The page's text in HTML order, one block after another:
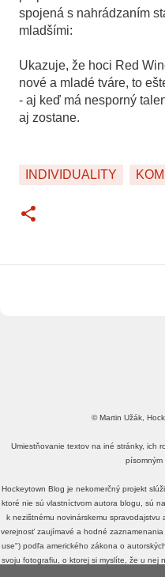
spojená s nahrádzaním
mladšími:
Ukazuje, že hoci Red
nové a mladé tváre, to
- aj keď má nesporný
aj zostane.
INDIVIDUALITY
© Martin Užák,
Umiestňovanie textov na iné stránky, ich
písomným
Hockeytown Blog je nekomerčný projekt
ktoré nie sú vlastníctvom autora blogu, sú
k nezištnému novinárskemu spravodajstvu
verejnosť zaujímavé a hodné
use") podľa amerického zákona o
svoju fotografiu, o ktorej si myslíte, že u nej